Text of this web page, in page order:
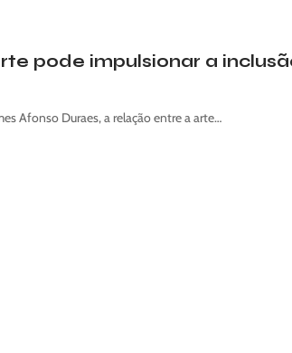
pode impulsionar a
Afonso Duraes, a relação entre a arte…